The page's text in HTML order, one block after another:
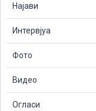
Најави
Интервјуа
Фото
Видео
Огласи